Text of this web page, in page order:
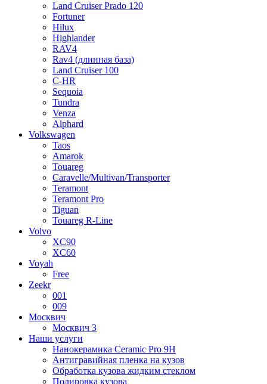
Land Cruiser Prado 120
Fortuner
Hilux
Highlander
RAV4
Rav4 (длинная база)
Land Cruiser 100
C-HR
Sequoia
Tundra
Venza
Alphard
Volkswagen
Taos
Amarok
Touareg
Caravelle/Multivan/Transporter
Teramont
Teramont Pro
Tiguan
Touareg R-Line
Volvo
XC90
XC60
Voyah
Free
Zeekr
001
009
Москвич
Москвич 3
Наши услуги
Нанокерамика Ceramic Pro 9H
Антигравийная пленка на кузов
Обработка кузова жидким стеклом
Полировка кузова